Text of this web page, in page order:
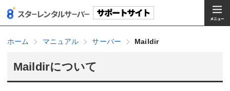
ホーム マニュアル サーバー Maildir
Maildirについて